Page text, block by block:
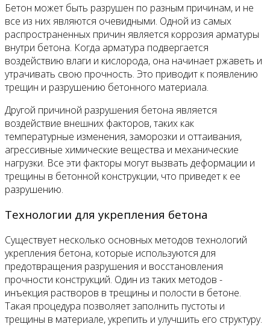
Бетон может быть разрушен по разным причинам, и не
все из них являются очевидными. Одной из самых
распространенных причин является коррозия арматуры
внутри бетона. Когда арматура подвергается
воздействию влаги и кислорода, она начинает ржаветь и
утрачивать свою прочность. Это приводит к появлению
трещин и разрушению бетонного материала.
Другой причиной разрушения бетона является
воздействие внешних факторов, таких как
температурные изменения, заморозки и оттаивания,
агрессивные химические вещества и механические
нагрузки. Все эти факторы могут вызвать деформации и
трещины в бетонной конструкции, что приведет к ее
разрушению.
Технологии для укрепления бетона
Существует несколько основных методов технологий
укрепления бетона, которые используются для
предотвращения разрушения и восстановления
прочности конструкций. Один из таких методов -
инъекция растворов в трещины и полости в бетоне.
Такая процедура позволяет заполнить пустоты и
трещины в материале, укрепить и улучшить его структуру.